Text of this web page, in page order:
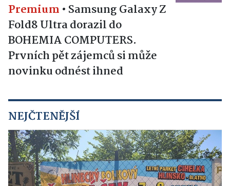
Premium • Samsung Galaxy Z
Fold8 Ultra dorazil do
BOHEMIA COMPUTERS.
Prvních pět zájemců si může
novinku odnést ihned
NEJČTENĚJŠÍ